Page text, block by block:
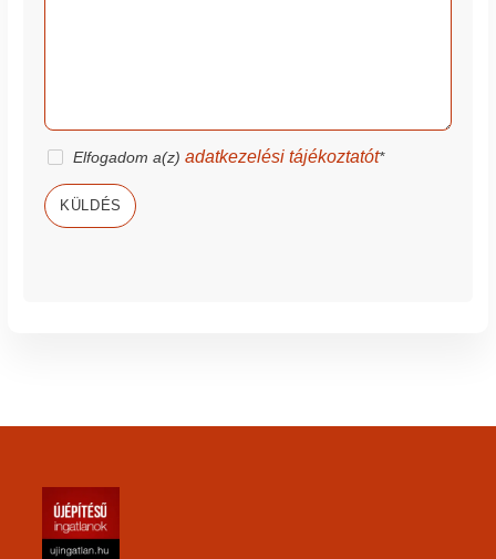
Elfogadom a(z) adatkezelési tájékoztatót*
KÜLDÉS